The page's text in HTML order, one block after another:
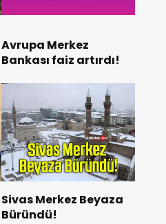
Avrupa Merkez
Bankası faiz artırdı!
Sivas Merkez Beyaza
Büründü!